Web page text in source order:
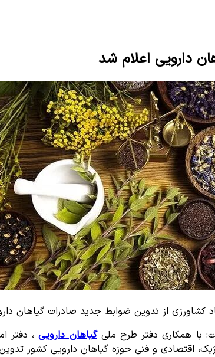
دارویی اعلام شد
کشاورزی از تدوین ضوابط جدید صادرات گیاهان
با همکاری دفتر طرح ملیگیاهان دارویی، دفتر
اقتصادی و فنی حوزه گیاهان دارویی کشور